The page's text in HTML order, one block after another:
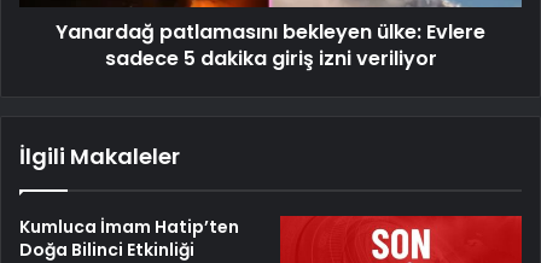
Yanardağ patlamasını bekleyen ülke: Evlere
sadece 5 dakika giriş izni veriliyor
İlgili Makaleler
Kumluca İmam Hatip’ten
Doğa Bilinci Etkinliği